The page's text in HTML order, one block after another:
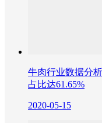
牛肉行业数据分
占比达61.65%
2020-05-15